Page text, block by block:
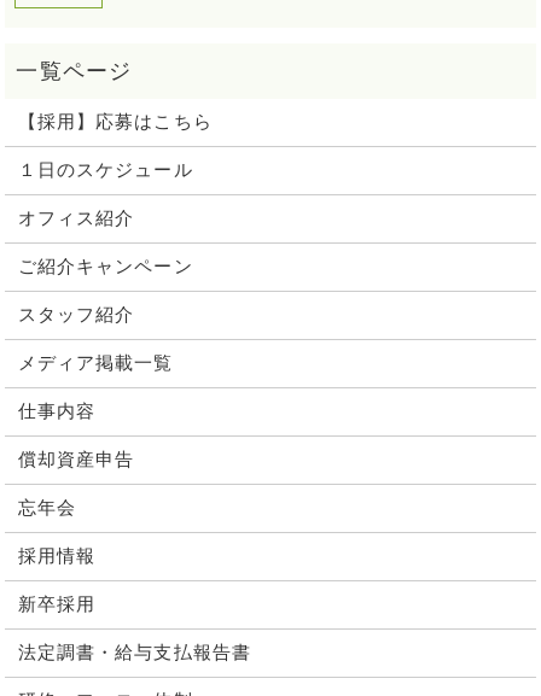
【採用】応募はこちら
１日のスケジュール
オフィス紹介
ご紹介キャンペーン
スタッフ紹介
メディア掲載一覧
仕事内容
償却資産申告
忘年会
採用情報
新卒採用
法定調書・給与支払報告書